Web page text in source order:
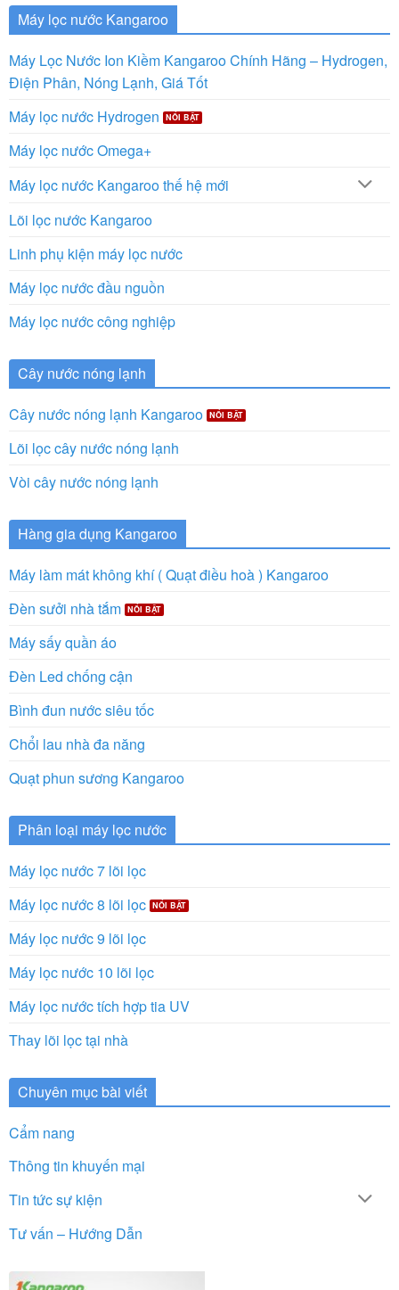
Máy lọc nước Kangaroo
Máy Lọc Nước Ion Kiềm Kangaroo Chính Hãng – Hydrogen,
Điện Phân, Nóng Lạnh, Giá Tốt
Máy lọc nước Hydrogen
Máy lọc nước Omega+
Máy lọc nước Kangaroo thế hệ mới
Lõi lọc nước Kangaroo
Linh phụ kiện máy lọc nước
Máy lọc nước đầu nguồn
Máy lọc nước công nghiệp
Cây nước nóng lạnh
Cây nước nóng lạnh Kangaroo
Lõi lọc cây nước nóng lạnh
Vòi cây nước nóng lạnh
Hàng gia dụng Kangaroo
Máy làm mát không khí ( Quạt điều hoà ) Kangaroo
Đèn sưởi nhà tắm
Máy sấy quần áo
Đèn Led chống cận
Bình đun nước siêu tốc
Chổi lau nhà đa năng
Quạt phun sương Kangaroo
Phân loại máy lọc nước
Máy lọc nước 7 lõi lọc
Máy lọc nước 8 lõi lọc
Máy lọc nước 9 lõi lọc
Máy lọc nước 10 lõi lọc
Máy lọc nước tích hợp tia UV
Thay lõi lọc tại nhà
Chuyên mục bài viết
Cẩm nang
Thông tin khuyến mại
Tin tức sự kiện
Tư vấn – Hướng Dẫn